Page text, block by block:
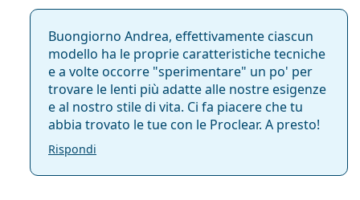
Buongiorno Andrea, effettivamente ciascun
modello ha le proprie caratteristiche tecniche
e a volte occorre "sperimentare" un po' per
trovare le lenti più adatte alle nostre esigenze
e al nostro stile di vita. Ci fa piacere che tu
abbia trovato le tue con le Proclear. A presto!
Rispondi